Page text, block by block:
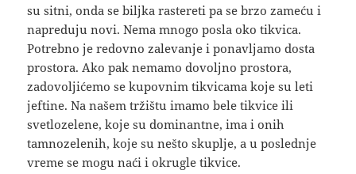
su sitni, onda se biljka rastereti pa se brzo zameću i
napreduju novi. Nema mnogo posla oko tikvica.
Potrebno je redovno zalevanje i ponavljamo dosta
prostora. Ako pak nemamo dovoljno prostora,
zadovoljićemo se kupovnim tikvicama koje su leti
jeftine. Na našem tržištu imamo bele tikvice ili
svetlozelene, koje su dominantne, ima i onih
tamnozelenih, koje su nešto skuplje, a u poslednje
vreme se mogu naći i okrugle tikvice.